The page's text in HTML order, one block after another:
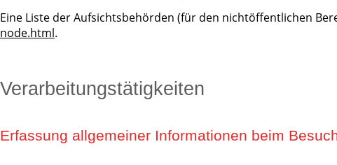
Eine Liste der Aufsichtsbehörden (für den nichtöffentlichen
node.html.
Verarbeitungstätigkeiten
Erfassung allgemeiner Informationen beim